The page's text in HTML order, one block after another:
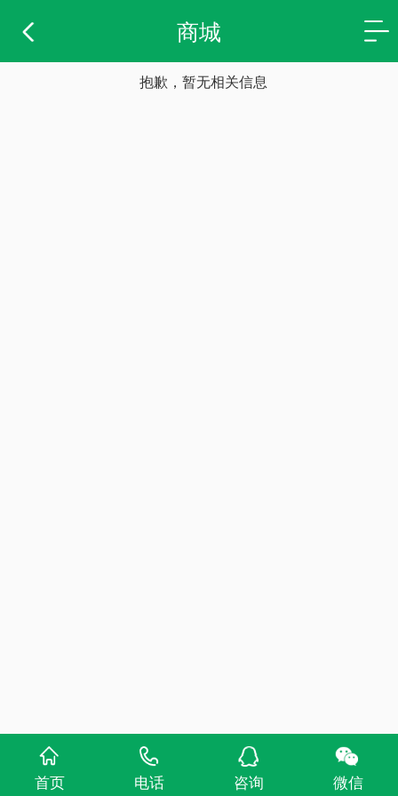
商城
抱歉，暂无相关信息
首页 电话 咨询 微信